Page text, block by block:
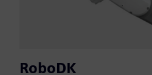
RoboDK